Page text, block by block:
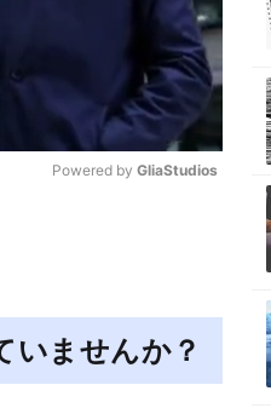
e
Powered by GliaStudios
いませんか？